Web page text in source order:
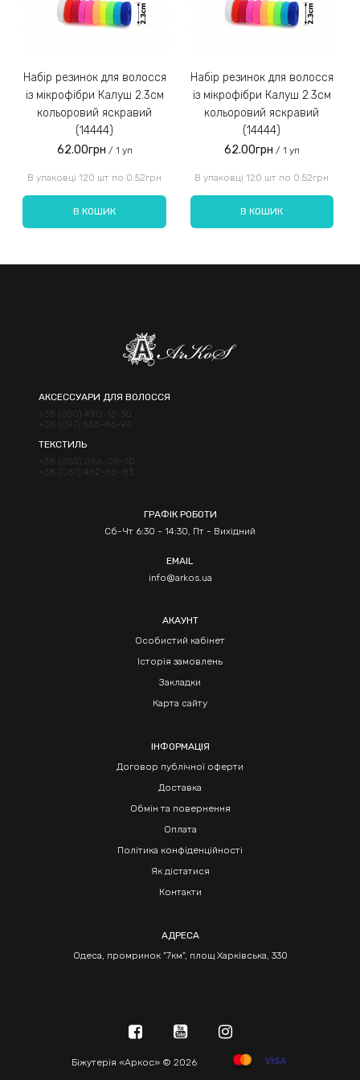
Введіть код, вказаний на зображенні:
Набір резинок для волосся
із мікрофібри Калуш 2.3см
кольоровий яскравий
(14444)
62.00грн / 1 уп
В упаковці 120 шт по 0.52грн
В КОШИК
Набір резинок для волосся
із мікрофібри Калуш 2.3см
кольоровий яскравий
(14444)
62.00грн / 1 уп
В упаковці 120 шт по 0.52грн
В КОШИК
АКСЕССУАРИ ДЛЯ ВОЛОССЯ
+38 (050) 490-13-30
+38 (097) 538-46-94
ТЕКСТИЛЬ
+38 (050) 066-06-30
+38 (067) 462-68-83
ГРАФІК РОБОТИ
Сб-Чт 6:30 - 14:30, Пт - Вихідний
EMAIL
info@arkos.ua
АКАУНТ
Особистий кабінет
Історія замовлень
Закладки
Карта сайту
ІНФОРМАЦІЯ
Договор публічної оферти
Доставка
Обмін та повернення
Оплата
Політика конфіденційності
Як дістатися
Контакти
АДРЕСА
Одеса, промринок "7км", площ Харківська, 330
Біжутерія «Аркос» © 2026